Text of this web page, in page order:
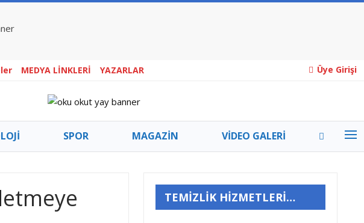
Üye Girişi
MEDYA LİNKLERİ YAZARLAR
SPOR MAGAZİN VİDEO GALERİ
TÜM MANŞETLER DENİZLER ÖLMEZ
TEMİZLİK HİZMETLERİ…